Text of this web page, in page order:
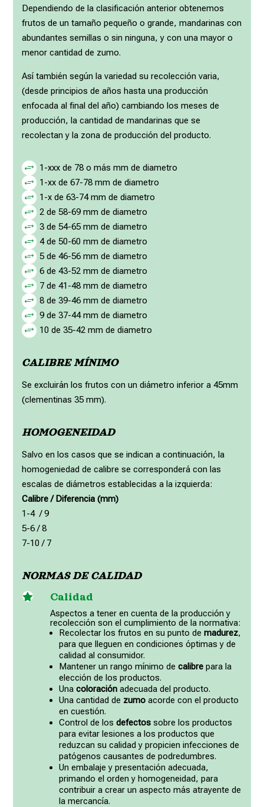
Dependiendo de la clasificación anterior obtenemos
frutos de un tamaño pequeño o grande, mandarinas con
abundantes semillas o sin ninguna, y con una mayor o
menor cantidad de zumo.
Así también según la variedad su recolección varia,
(desde principios de años hasta una producción
enfocada al final del año) cambiando los meses de
producción, la cantidad de mandarinas que se
recolectan y la zona de producción del producto.
+ 1-xxx de 78 o más mm de diametro
+ 1-xx de 67-78 mm de diametro
+ 1-x de 63-74 mm de diametro
+ 2 de 58-69 mm de diametro
+ 3 de 54-65 mm de diametro
+ 4 de 50-60 mm de diametro
+ 5 de 46-56 mm de diametro
+ 6 de 43-52 mm de diametro
+ 7 de 41-48 mm de diametro
+ 8 de 39-46 mm de diametro
+ 9 de 37-44 mm de diametro
+ 10 de 35-42 mm de diametro
CALIBRE MÍNIMO
Se excluirán los frutos con un diámetro inferior a 45mm
(clementinas 35 mm).
HOMOGENEIDAD
Salvo en los casos que se indican a continuación, la
homogeniedad de calibre se corresponderá con las
escalas de diámetros establecidas a la izquierda:
Calibre /Diferencia (mm)
1-4 / 9
5-6 / 8
7-10 / 7
NORMAS DE CALIDAD
 Calidad
Aspectos a tener en cuenta de la producción y
recolección son el cumplimiento de la normativa:
Recolectar los frutos en su punto de madurez,
para que lleguen en condiciones óptimas y de
calidad al consumidor.
Mantener un rango mínimo de calibre para la
elección de los productos.
Una coloración adecuada del producto.
Una cantidad de zumo acorde con el producto
en cuestión.
Control de los defectos sobre los productos
para evitar lesiones a los productos que
reduzcan su calidad y propicien infecciones de
patógenos causantes de podredumbres.
Un embalaje y presentación adecuada,
primando el orden y homogeneidad, para
contribuir a crear un aspecto más atrayente de
la mercancía.